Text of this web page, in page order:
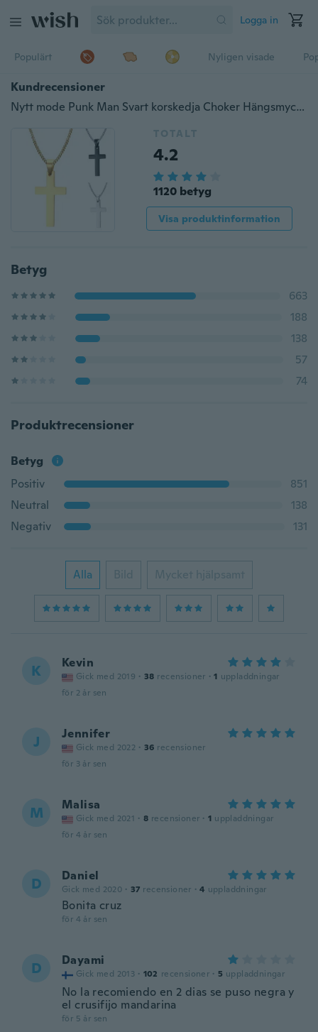
Logga in
Populärt Nyligen visade
Kundrecensioner
Nytt mode Punk Man Svart korskedja Choker Hängsmycke Silver Guld Svart Rostfritt stål Jesus Cross Halsband Hängen Utomhussport Lyckliga smycken för kvinnor och coola män Tillbehör Födelsedag Alla hjärtans dag
TOTALT
4.2
1120 betyg
Visa produktinformation
Betyg
663
188
138
57
74
Produktrecensioner
Betyg
Positiv
851
Neutral
138
Negativ
131
Alla Bild Mycket hjälpsamt
K Kevin
Gick med 2019 · 38 recensioner · 1 uppladdningar
för 2 år sen
J Jennifer
Gick med 2022 · 36 recensioner
för 3 år sen
M Malisa
Gick med 2021 · 8 recensioner · 1 uppladdningar
för 4 år sen
D Daniel
Gick med 2020 · 37 recensioner · 4 uppladdningar
Bonita cruz
för 4 år sen
D Dayami
Gick med 2013 · 102 recensioner · 5 uppladdningar
No la recomiendo en 2 dias se puso negra y
el crusifijo mandarina
för 5 år sen